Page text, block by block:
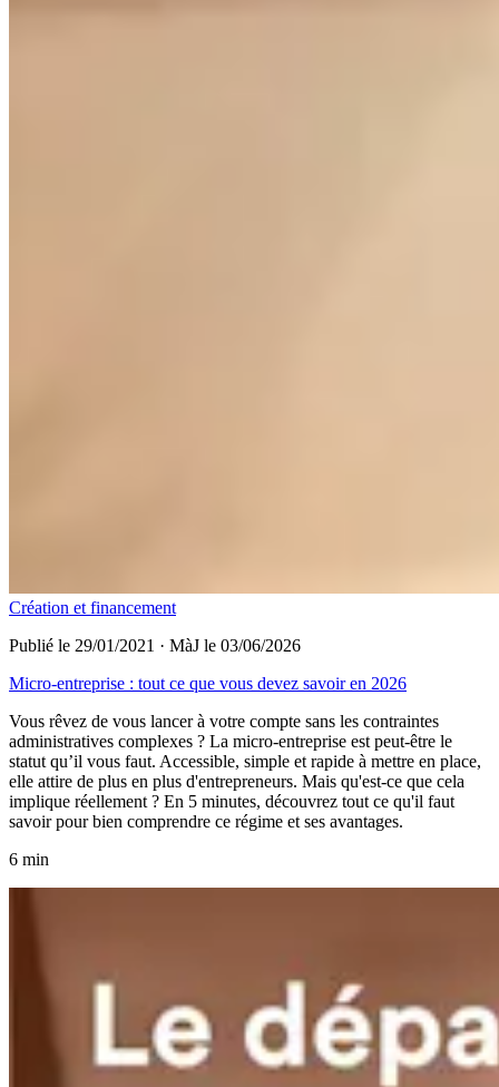
Création et financement
Publié le 29/01/2021 · MàJ le 03/06/2026
Micro-entreprise : tout ce que vous devez savoir en 2026
Vous rêvez de vous lancer à votre compte sans les contraintes
administratives complexes ? La micro-entreprise est peut-être le
statut qu’il vous faut. Accessible, simple et rapide à mettre en place,
elle attire de plus en plus d'entrepreneurs. Mais qu'est-ce que cela
implique réellement ? En 5 minutes, découvrez tout ce qu'il faut
savoir pour bien comprendre ce régime et ses avantages.
6 min